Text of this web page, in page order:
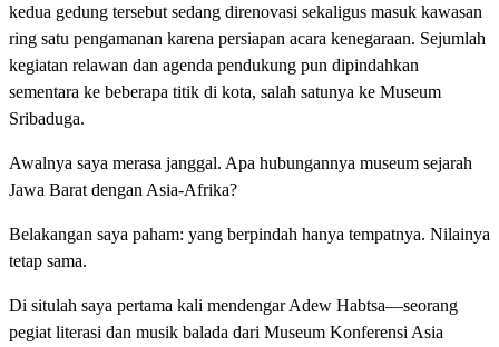
kedua gedung tersebut sedang direnovasi sekaligus masuk kawasan
ring satu pengamanan karena persiapan acara kenegaraan. Sejumlah
kegiatan relawan dan agenda pendukung pun dipindahkan
sementara ke beberapa titik di kota, salah satunya ke Museum
Sribaduga.
Awalnya saya merasa janggal. Apa hubungannya museum sejarah
Jawa Barat dengan Asia-Afrika?
Belakangan saya paham: yang berpindah hanya tempatnya. Nilainya
tetap sama.
Di situlah saya pertama kali mendengar Adew Habtsa—seorang
pegiat literasi dan musik balada dari Museum Konferensi Asia